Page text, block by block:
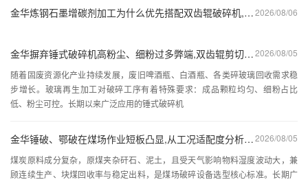
2026/08/06
金华炼钢石墨增碳剂加工为什么优先搭配双齿辊破碎机,对比颚破、锤破优劣一目了然!
2026/08/05
金华摒弃锤式破碎机高粉尘、细粉过多弊端,双齿辊剪切碾压破碎模式为何更契合玻璃瓶、碎玻璃资源化处理!
随着固废资源化产业持续发展，废旧啤酒瓶、白酒瓶、各类碎玻璃回收需求稳
步增长。玻璃再生加工对破碎工序有着特殊要求：成品颗粒均匀、细粉占比
低、粉尘可控。长期以来广泛应用的锤式破碎机
2026/08/05
金华锤破、鄂破在煤场作业短板凸显,从工况适配度分析双齿辊破碎机占据煤炭破碎主流市场的根本原因!
煤炭原料成分复杂，原煤夹杂矸石、泥土，且受天气影响物料湿度波动大，兼
顾连续生产、块煤回收率与稳定出料，是煤场破碎设备选型核心标准。长期广